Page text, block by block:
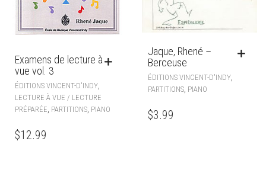
Examens de lecture à
vue vol. 3
ÉDITIONS VINCENT-D'INDY
LECTURE À VUE / LECTURE
PRÉPARÉE PARTITIONS PIANO
$12.99
Jaque, Rhené –
Berceuse
ÉDITIONS VINCENT-D'INDY,
PARTITIONS, PIANO
$3.99